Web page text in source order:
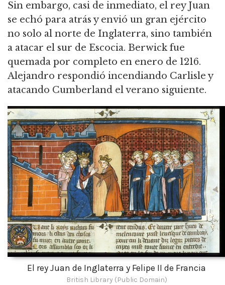
Sin embargo, casi de inmediato, el rey Juan
se echó para atrás y envió un gran ejército
no solo al norte de Inglaterra, sino también
a atacar el sur de Escocia. Berwick fue
quemada por completo en enero de 1216.
Alejandro respondió incendiando Carlisle y
atacando Cumberland el verano siguiente.
El rey Juan de Inglaterra y Felipe II de Francia
British Library (Public Domain)